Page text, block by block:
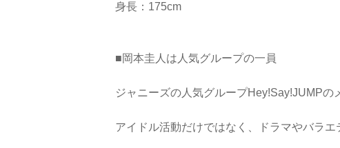
身長：175cm
■岡本圭人は人気グループの一員
ジャニーズの人気グループHey!Say!JUMPの
アイドル活動だけではなく、ドラマやバラエ